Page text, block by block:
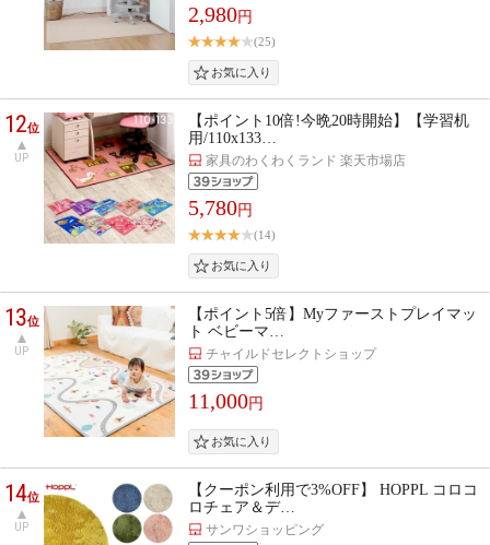
2,980円
(25)
12位
UP
【ポイント10倍!今晩20時開始】【学習机
用/110x133…
家具のわくわくランド 楽天市場店
5,780円
(14)
13位
UP
【ポイント5倍】Myファーストプレイマッ
ト ベビーマ…
チャイルドセレクトショップ
11,000円
14位
UP
【クーポン利用で3%OFF】 HOPPL コロコ
ロチェア＆デ…
サンワショッピング